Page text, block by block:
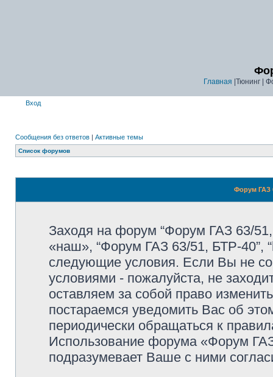
Главная |Тюнинг |
Вход
Сообщения без ответов | Активные темы
Список форумов
Форум ГАЗ
Заходя на форум “Форум ГАЗ 63/
«наш», “Форум ГАЗ 63/51, БТР-40”,
следующие условия. Если Вы не
условиями - пожалуйста, не
оставляем за собой право
постараемся уведомить Вас об
периодически обращаться к
Использование форума «Форум
подразумевает Ваше с ними